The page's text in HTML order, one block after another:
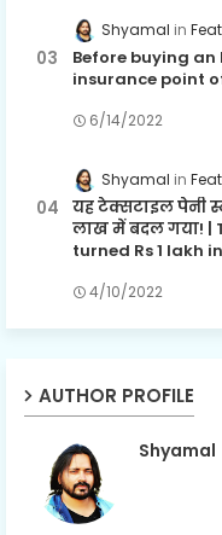
Shyamal
Before buying an
insurance point
6/14/2022
Shyamal
यह टेक्सटाइल पेनी
लाख में बदल गया! |
turned Rs 1 lakh
4/10/2022
AUTHOR PROFILE
Shyamal